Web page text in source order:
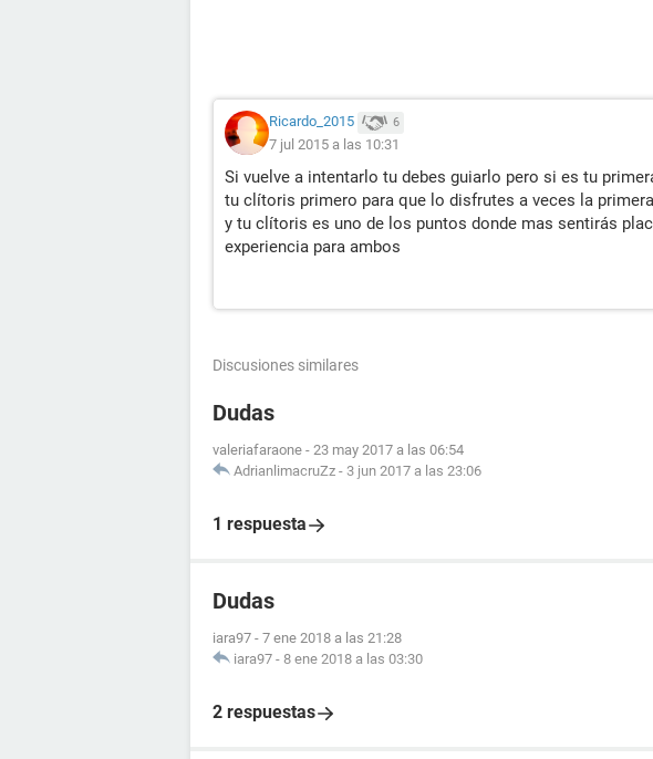
Ricardo_2015 6
7 jul 2015 a las 10:31
Si vuelve a intentarlo tu debes guiarlo pero si es tu
tu clítoris primero para que lo disfrutes a veces la
y tu clítoris es uno de los puntos donde mas sentirás
experiencia para ambos
Discusiones similares
Dudas
valeriafaraone - 23 may 2017 a las 06:54
AdrianlimacruZz - 3 jun 2017 a las 23:06
1 respuesta
Dudas
iara97 - 7 ene 2018 a las 21:28
iara97 - 8 ene 2018 a las 03:30
2 respuestas